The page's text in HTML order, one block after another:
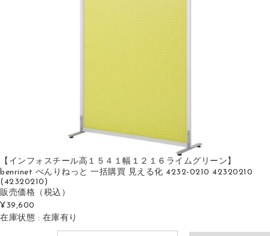
【インフォスチール高１５４１幅１２１６ライムグリーン】
benrinet べんりねっと 一括購買 見える化 4232-0210 42320210
(42320210)
販売価格 （税込）
¥39,600
在庫状態 : 在庫有り